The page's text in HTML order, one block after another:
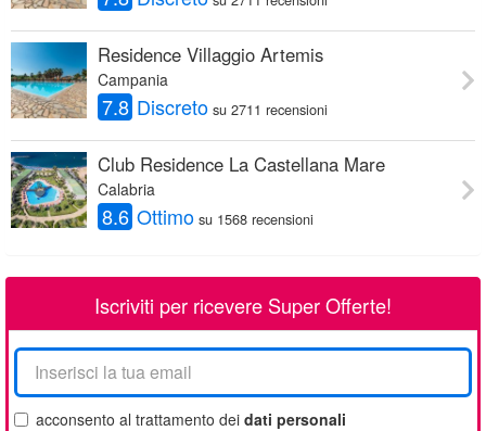
Residence Villaggio Artemis
Campania
7.8 Discreto su 2711 recensioni
Club Residence La Castellana Mare
Calabria
8.6 Ottimo su 1568 recensioni
Iscriviti per ricevere Super Offerte!
La
tua
email
acconsento al trattamento dei dati personali